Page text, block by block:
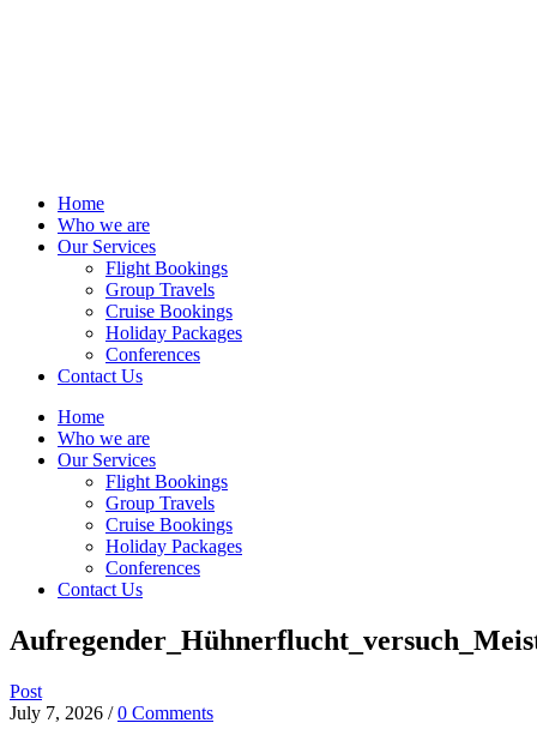
Home
Who we are
Our Services
Flight Bookings
Group Travels
Cruise Bookings
Holiday Packages
Conferences
Contact Us
Home
Who we are
Our Services
Flight Bookings
Group Travels
Cruise Bookings
Holiday Packages
Conferences
Contact Us
Post
July 7, 2026 / 0 Comments